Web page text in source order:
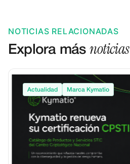
NOTICIAS RELACIONADAS
Explora másnoticias
Actualidad Marca Kymatio